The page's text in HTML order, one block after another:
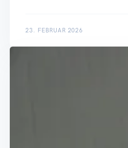
23. FEBRUAR 2026